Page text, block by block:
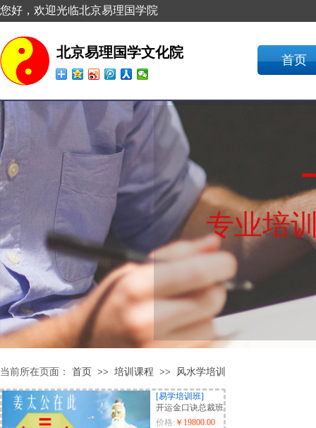
北京易理国学文化院
您好，欢迎光临北京易理国学院
首页
专业培
当前所在页面： 首页 >> 培训课程 >> 风水学培训
[易学培训班]
开运金口诀总裁班
价格: ￥19800.00